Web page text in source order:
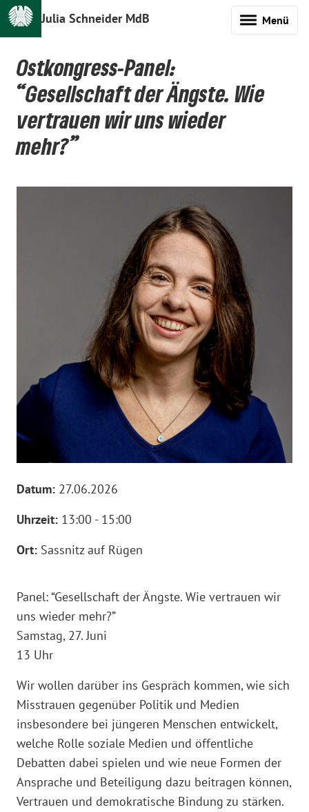
Julia Schneider MdB Menü
Ostkongress-Panel:
“Gesellschaft der Ängste. Wie
vertrauen wir uns wieder
mehr?”
Datum: 27.06.2026
Uhrzeit: 13:00 - 15:00
Ort: Sassnitz auf Rügen
Panel: “Gesellschaft der Ängste. Wie vertrauen wir
uns wieder mehr?”
Samstag, 27. Juni
13 Uhr
Wir wollen darüber ins Gespräch kommen, wie sich
Misstrauen gegenüber Politik und Medien
insbesondere bei jüngeren Menschen entwickelt,
welche Rolle soziale Medien und öffentliche
Debatten dabei spielen und wie neue Formen der
Ansprache und Beteiligung dazu beitragen können,
Vertrauen und demokratische Bindung zu stärken.